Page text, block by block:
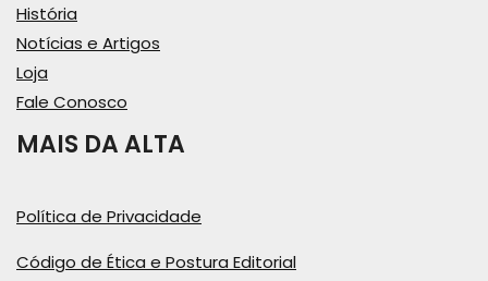
História
Notícias e Artigos
Loja
Fale Conosco
MAIS DA ALTA
Política de Privacidade
Código de Ética e Postura Editorial